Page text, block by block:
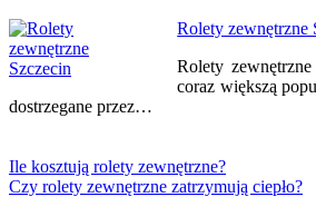
Rolety zewnętrzne
Rolety
coraz większą
dostrzegane przez…
Ile kosztują rolety zewnętrzne?
Czy rolety zewnętrzne zatrzymują ciepło?